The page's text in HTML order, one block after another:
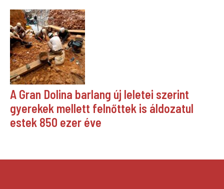
A Gran Dolina barlang új leletei szerint
gyerekek mellett felnőttek is áldozatul
estek 850 ezer éve